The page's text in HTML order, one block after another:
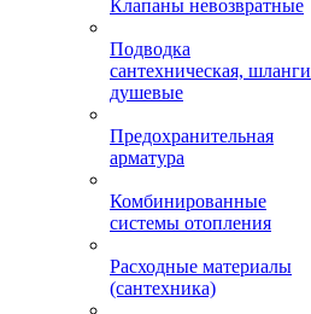
Клапаны невозвратные
Подводка
сантехническая, шланги
душевые
Предохранительная
арматура
Комбинированные
системы отопления
Расходные материалы
(сантехника)